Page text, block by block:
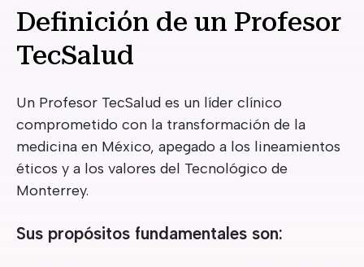
Definición de un Profesor
TecSalud
Un Profesor TecSalud es un líder clínico
comprometido con la transformación de la
medicina en México, apegado a los lineamientos
éticos y a los valores del Tecnológico de
Monterrey.
Sus propósitos fundamentales son: